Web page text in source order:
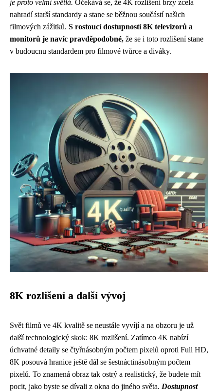
je proto velmi světlá. Očekává se, že 4K rozlišení brzy zcela
nahradí starší standardy a stane se běžnou součástí našich
filmových zážitků. S rostoucí dostupností 8K televizorů a
monitorů je navíc pravděpodobné, že se i toto rozlišení stane
v budoucnu standardem pro filmové tvůrce a diváky.
8K rozlišení a další vývoj
Svět filmů ve 4K kvalitě se neustále vyvíjí a na obzoru je už
další technologický skok: 8K rozlišení. Zatímco 4K nabízí
úchvatné detaily se čtyřnásobným počtem pixelů oproti Full HD,
8K posouvá hranice ještě dál se šestnáctinásobným počtem
pixelů. To znamená obraz tak ostrý a realistický, že budete mít
pocit, jako byste se dívali z okna do jiného světa. Dostupnost